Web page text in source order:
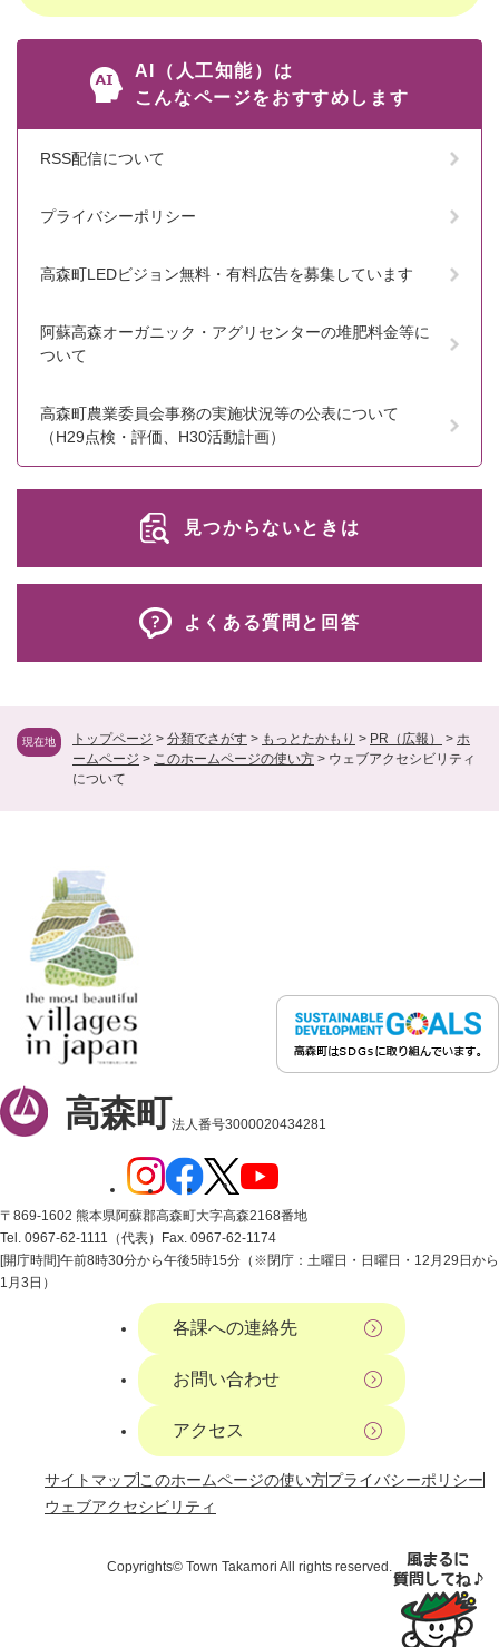
現在地 トップページ > 分類でさがす > もっとたかもり > PR（広報） > ホ
ームページ > このホームページの使い方 > ウェブアクセシビリティ
について
AI（人工知能）は
こんなページをおすすめします
RSS配信について
プライバシーポリシー
高森町LEDビジョン無料・有料広告を募集しています
阿蘇高森オーガニック・アグリセンターの堆肥料金等に
ついて
高森町農業委員会事務の実施状況等の公表について
（H29点検・評価、H30活動計画）
見つからないときは
よくある質問と回答
高森町法人番号3000020434281
〒869-1602 熊本県阿蘇郡高森町大字高森2168番地
Tel. 0967-62-1111（代表） Fax. 0967-62-1174
[開庁時間]午前8時30分から午後5時15分（※閉庁：土曜日・日曜日・12月29日から
1月3日）
各課への連絡先
お問い合わせ
アクセス
サイトマップこのホームページの使い方プライバシーポリシー
ウェブアクセシビリティ
Copyrights© Town Takamori All rights reserved.